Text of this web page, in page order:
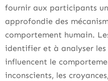
fournir aux participants
approfondie des
comportement humain.
identifier et à analyser
influencent le
inconscients, les